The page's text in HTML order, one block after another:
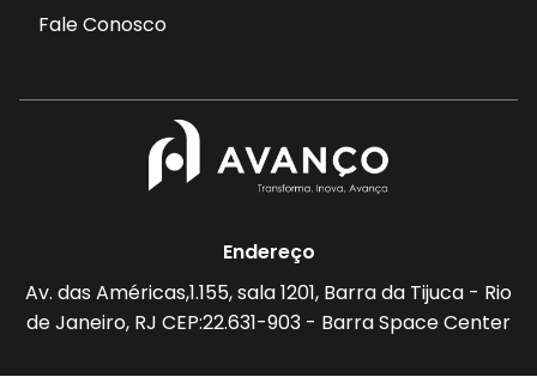
Fale Conosco
Endereço
Av. das Américas,1.155, sala 1201, Barra da Tijuca - Rio
de Janeiro, RJ CEP:22.631-903 - Barra Space Center